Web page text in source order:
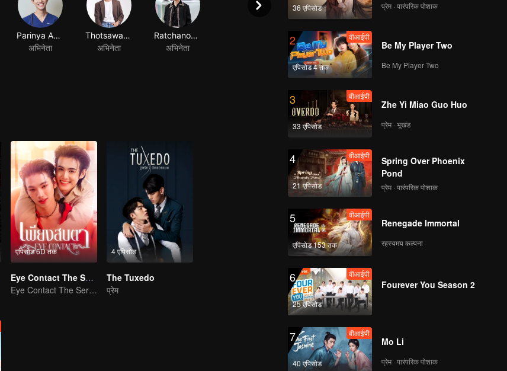
Parinya Angsanan
अभिनेता
Thotsawat Sing-uppo
अभिनेता
Ratchanon Kanphiang
अभिनेता
एपिसोड 6D तक
Eye Contact The Series
Eye Contact The Series
4 एपिसोड
The Tuxedo
प्रेम
36 एपिसोड प्रेम · पारंपरिक पोशाक
2
एपिसोड 4 तक
वीआईपी
Be My Player Two
Be My Player Two
3
33 एपिसोड
वीआईपी
Zhe Yi Miao Guo Huo
प्रेम · भूखंड
4
21 एपिसोड
वीआईपी
Spring Over Phoenix
Pond
प्रेम · पारंपरिक पोशाक
5
एपिसोड 153 तक
वीआईपी
Renegade Immortal
रहस्यमय कल्पना
6
25 एपिसोड
वीआईपी
Fourever You Season 2
7
40 एपिसोड
वीआईपी
Mo Li
प्रेम · पारंपरिक पोशाक